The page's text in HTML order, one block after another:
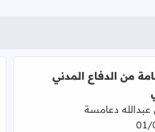
من الدفاع المدني
دعامسة
01/